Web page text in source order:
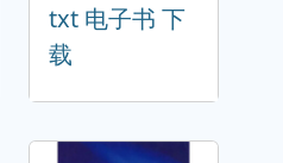
txt 电子书 下
载